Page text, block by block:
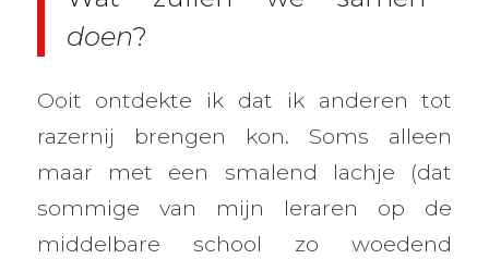
doen?
Ooit ontdekte ik dat ik anderen tot
razernij brengen kon. Soms alleen
maar met een smalend lachje (dat
sommige van mijn leraren op de
middelbare school zo woedend